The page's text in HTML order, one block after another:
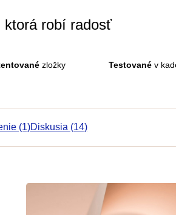
ktorá robí radosť
zložky Testované v
(1)Diskusia (14)